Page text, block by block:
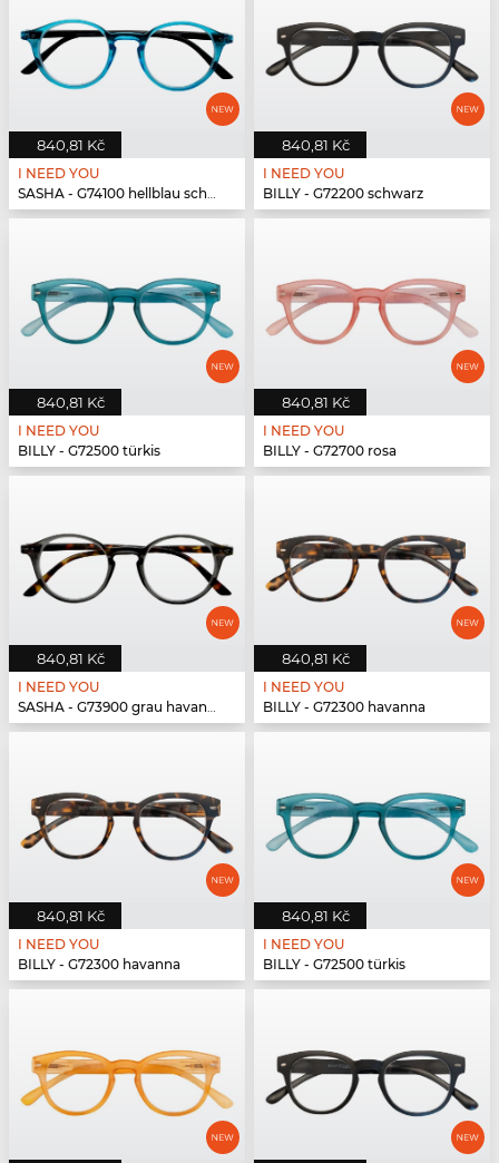
840,81 Kč
I NEED YOU
SASHA - G74100 hellblau schwarz
840,81 Kč
I NEED YOU
BILLY - G72200 schwarz
840,81 Kč
I NEED YOU
BILLY - G72500 türkis
840,81 Kč
I NEED YOU
BILLY - G72700 rosa
840,81 Kč
I NEED YOU
SASHA - G73900 grau havanna
840,81 Kč
I NEED YOU
BILLY - G72300 havanna
840,81 Kč
I NEED YOU
BILLY - G72300 havanna
840,81 Kč
I NEED YOU
BILLY - G72500 türkis